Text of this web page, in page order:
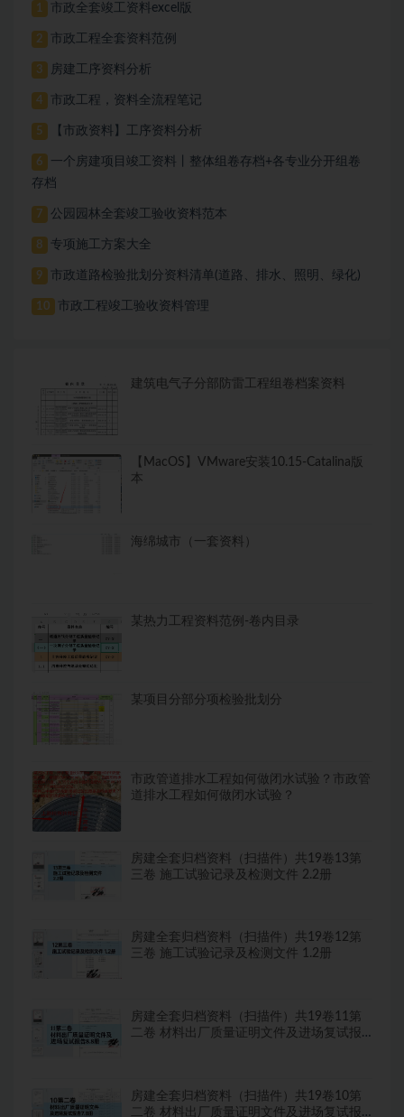
1 市政全套竣工资料excel版
2 市政工程全套资料范例
3 房建工序资料分析
4 市政工程，资料全流程笔记
5 【市政资料】工序资料分析
6
一个房建项目竣工资料丨整体组卷存档+各专业分开组卷
存档
7 公园园林全套竣工验收资料范本
8 专项施工方案大全
9 市政道路检验批划分资料清单(道路、排水、照明、绿化)
10 市政工程竣工验收资料管理
建筑电气子分部防雷工程组卷档案资料
【MacOS】VMware安装10.15-Catalina版
本
海绵城市（一套资料）
某热力工程资料范例-卷内目录
某项目分部分项检验批划分
市政管道排水工程如何做闭水试验？市政管
道排水工程如何做闭水试验？
房建全套归档资料（扫描件）共19卷13第
三卷 施工试验记录及检测文件 2.2册
房建全套归档资料（扫描件）共19卷12第
三卷 施工试验记录及检测文件 1.2册
房建全套归档资料（扫描件）共19卷11第
二卷 材料出厂质量证明文件及进场复试报
房建全套归档资料（扫描件）共19卷10第
二卷 材料出厂质量证明文件及进场复试报